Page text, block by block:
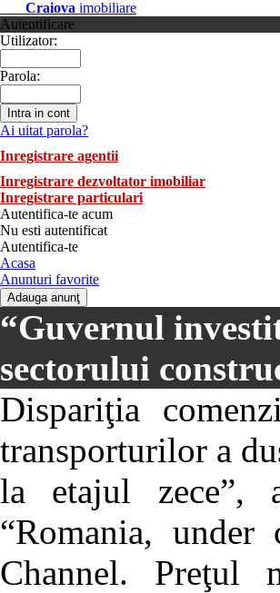
Craiova imobiliare
Autentificare
Utilizator:
Parola:
Ai uitat parola?
Inregistrare agentii
Inregistrare dezvoltator imobiliar
Inregistrare particulari
Autentifica-te acum
Nu esti autentificat
Autentifica-te
Acasa
Anunturi favorite
“Guvernul
sectorului
Dispariţia
transporturilor a
la etajul zece”,
“Romania, under
Channel. Preţul